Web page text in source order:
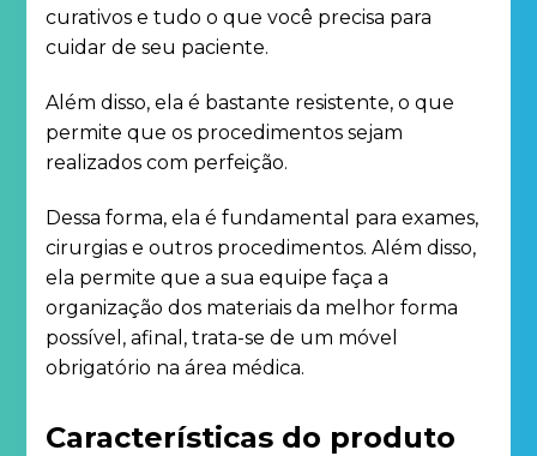
curativos e tudo o que você precisa para
cuidar de seu paciente.
Além disso, ela é bastante resistente, o que
permite que os procedimentos sejam
realizados com perfeição.
Dessa forma, ela é fundamental para exames,
cirurgias e outros procedimentos. Além disso,
ela permite que a sua equipe faça a
organização dos materiais da melhor forma
possível, afinal, trata-se de um móvel
obrigatório na área médica.
Características do produto